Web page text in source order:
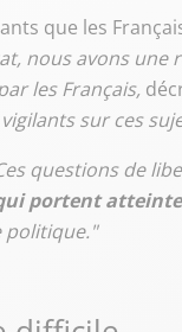
que les
nous avons
les Français,
sur ces
questions de
portent
politique."